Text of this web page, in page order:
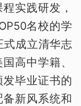
实践研发，
名校的学
式成立清华志
高中学籍、
毕业证书的
新风系统和